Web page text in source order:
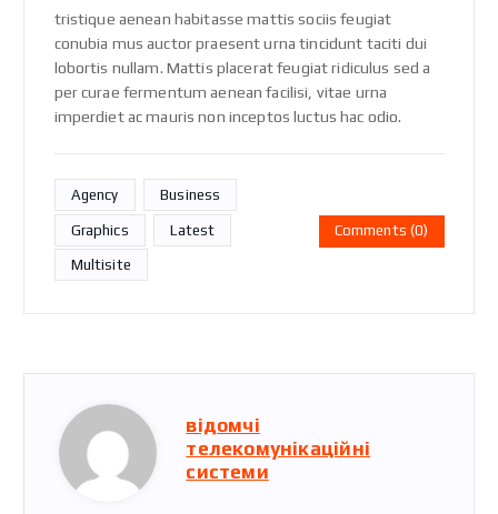
tristique aenean habitasse mattis sociis feugiat
conubia mus auctor praesent urna tincidunt taciti dui
lobortis nullam. Mattis placerat feugiat ridiculus sed a
per curae fermentum aenean facilisi, vitae urna
imperdiet ac mauris non inceptos luctus hac odio.
Agency Business
Graphics Latest
Multisite
Comments (0)
відомчі
телекомунікаційні
системи